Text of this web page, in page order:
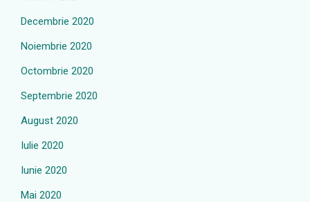
Decembrie 2020
Noiembrie 2020
Octombrie 2020
Septembrie 2020
August 2020
Iulie 2020
Iunie 2020
Mai 2020